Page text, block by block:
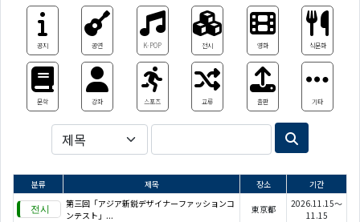
공지 공연 K-POP 전시 영화 식문화
문학 강좌 스포츠 교류 출판 기타
분류 제목 장소
기간
第三回「アジア新鋭デザイナーファッションコ
ンテスト」...
東京都
2026.11.15～
11.15